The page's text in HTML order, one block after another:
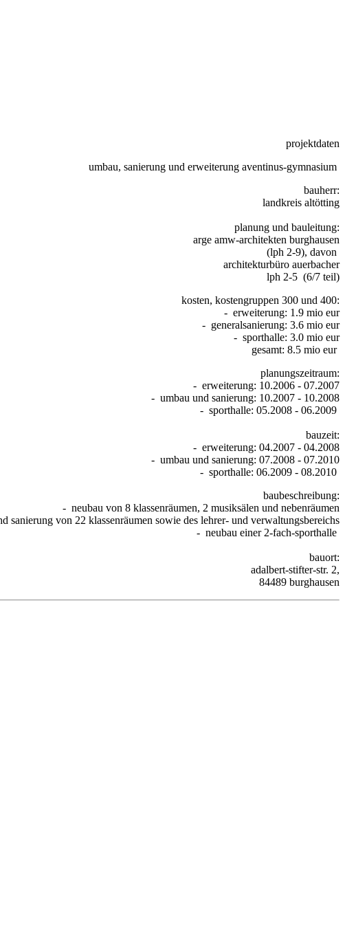
projektdaten
umbau, sanierung und erweiterung aventinus-gymnasium
bauherr:
landkreis altötting
planung und bauleitung:
arge amw-architekten burghausen
(lph 2-9), davon
architekturbüro auerbacher
lph 2-5 (6/7 teil)
kosten, kostengruppen 300 und 400:
- erweiterung: 1.9 mio eur
- generalsanierung: 3.6 mio eur
- sporthalle: 3.0 mio eur
gesamt: 8.5 mio eur
planungszeitraum:
- erweiterung: 10.2006 - 07.2007
- umbau und sanierung: 10.2007 - 10.2008
- sporthalle: 05.2008 - 06.2009
bauzeit:
- erweiterung: 04.2007 - 04.2008
- umbau und sanierung: 07.2008 - 07.2010
- sporthalle: 06.2009 - 08.2010
baubeschreibung:
- neubau von 8 klassenräumen, 2 musiksälen und nebenräumen
sanierung von 22 klassenräumen sowie des lehrer- und verwaltungsbereichs
- neubau einer 2-fach-sporthalle
bauort:
adalbert-stifter-str. 2,
84489 burghausen